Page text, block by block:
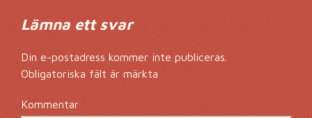
Lämna ett svar
Din e-postadress kommer inte publiceras.
Obligatoriska fält är märkta*
Kommentar*